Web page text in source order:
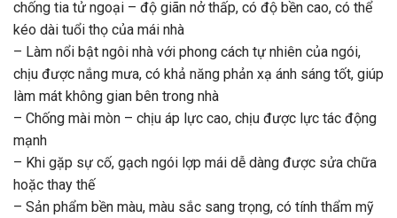
chống tia tử ngoại – độ giãn nở thấp, có độ bền cao, có thể
kéo dài tuổi thọ của mái nhà
– Làm nổi bật ngôi nhà với phong cách tự nhiên của ngói,
chịu được nắng mưa, có khả năng phản xạ ánh sáng tốt, giúp
làm mát không gian bên trong nhà
– Chống mài mòn – chịu áp lực cao, chịu được lực tác động
mạnh
– Khi gặp sự cố, gạch ngói lợp mái dễ dàng được sửa chữa
hoặc thay thế
– Sản phẩm bền màu, màu sắc sang trọng, có tính thẩm mỹ